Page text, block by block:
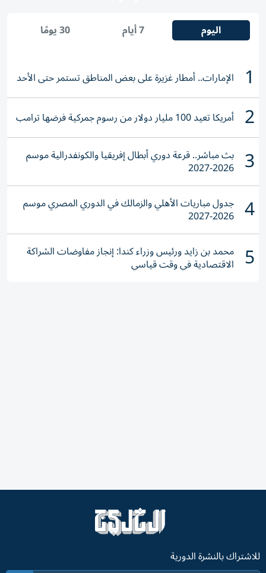
اليوم 7 أيام 30 يومًا
1 الإمارات.. أمطار غزيرة على بعض المناطق تستمر حتى الأحد
2 أمريكا تعيد 100 مليار دولار من رسوم جمركية فرضها ترامب
3 بث مباشر.. قرعة دوري أبطال إفريقيا والكونفدرالية موسم
2026-2027
4 جدول مباريات الأهلي والزمالك في الدوري المصري موسم
2026-2027
5 محمد بن زايد ورئيس وزراء كندا: إنجاز مفاوضات الشراكة
الاقتصادية في وقت قياسي
للاشتراك بالنشرة الدورية